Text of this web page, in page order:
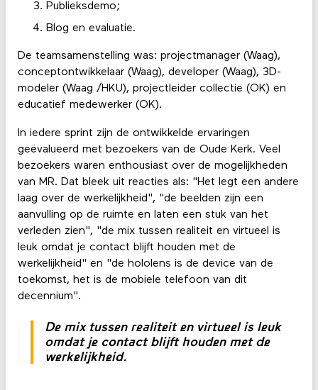
Publieksdemo;
Blog en evaluatie.
De teamsamenstelling was: projectmanager (Waag),
conceptontwikkelaar (Waag), developer (Waag), 3D-
modeler (Waag /HKU), projectleider collectie (OK) en
educatief medewerker (OK).
In iedere sprint zijn de ontwikkelde ervaringen
geëvalueerd met bezoekers van de Oude Kerk. Veel
bezoekers waren enthousiast over de mogelijkheden
van MR. Dat bleek uit reacties als: "Het legt een andere
laag over de werkelijkheid", "de beelden zijn een
aanvulling op de ruimte en laten een stuk van het
verleden zien", "de mix tussen realiteit en virtueel is
leuk omdat je contact blijft houden met de
werkelijkheid" en "de hololens is de device van de
toekomst, het is de mobiele telefoon van dit
decennium".
De mix tussen realiteit en virtueel is leuk
omdat je contact blijft houden met de
werkelijkheid.